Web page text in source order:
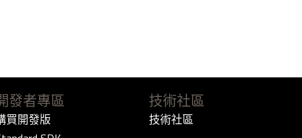
發者專區
買開發版
技術社區
技術社區